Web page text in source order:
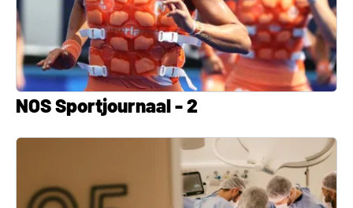
NOS Sportjournaal - 2